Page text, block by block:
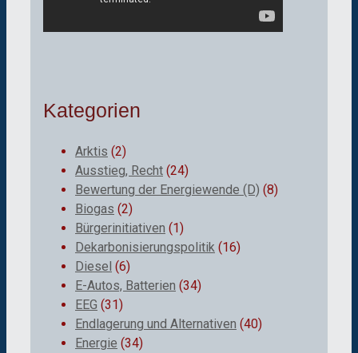
Kategorien
Arktis (2)
Ausstieg, Recht (24)
Bewertung der Energiewende (D) (8)
Biogas (2)
Bürgerinitiativen (1)
Dekarbonisierungspolitik (16)
Diesel (6)
E-Autos, Batterien (34)
EEG (31)
Endlagerung und Alternativen (40)
Energie (34)